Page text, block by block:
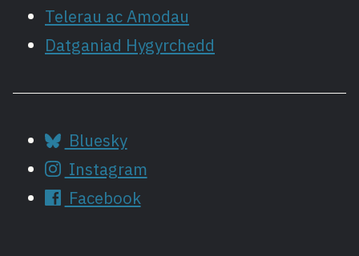
Telerau ac Amodau
Datganiad Hygyrchedd
Bluesky
Instagram
Facebook